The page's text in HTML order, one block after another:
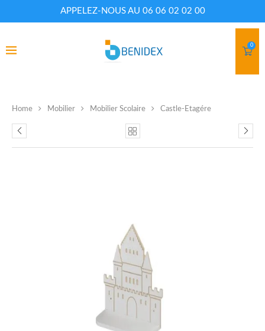
APPELEZ-NOUS AU 06 06 02 02 00
0
Home Mobilier Mobilier Scolaire Castle-Etagére